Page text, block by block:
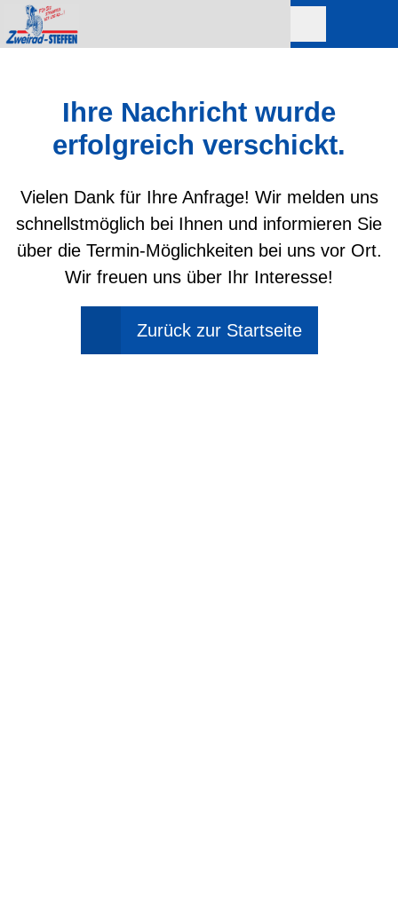
Ihre Nachricht wurde
erfolgreich verschickt.
Vielen Dank für Ihre Anfrage! Wir melden uns
schnellstmöglich bei Ihnen und informieren Sie
über die Termin-Möglichkeiten bei uns vor Ort.
Wir freuen uns über Ihr Interesse!
Zurück zur Startseite